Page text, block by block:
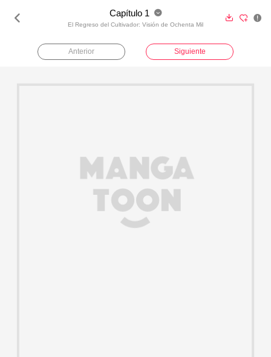
 Capítulo 1 
El Regreso del Cultivador: Visión de Ochenta Milenios
  
Anterior Siguiente